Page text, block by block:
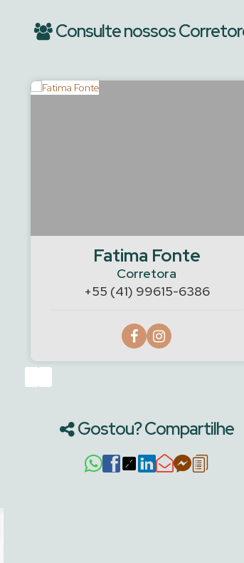
Consulte nossos
Fatima Fonte
+55 (41) 99615-6386
Corretora
Gostou? Compartilhe